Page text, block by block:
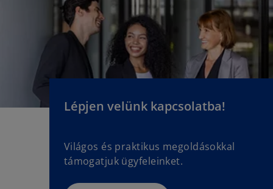
Lépjen velünk kapcsolatba!
Világos és praktikus megoldásokkal
támogatjuk ügyfeleinket.